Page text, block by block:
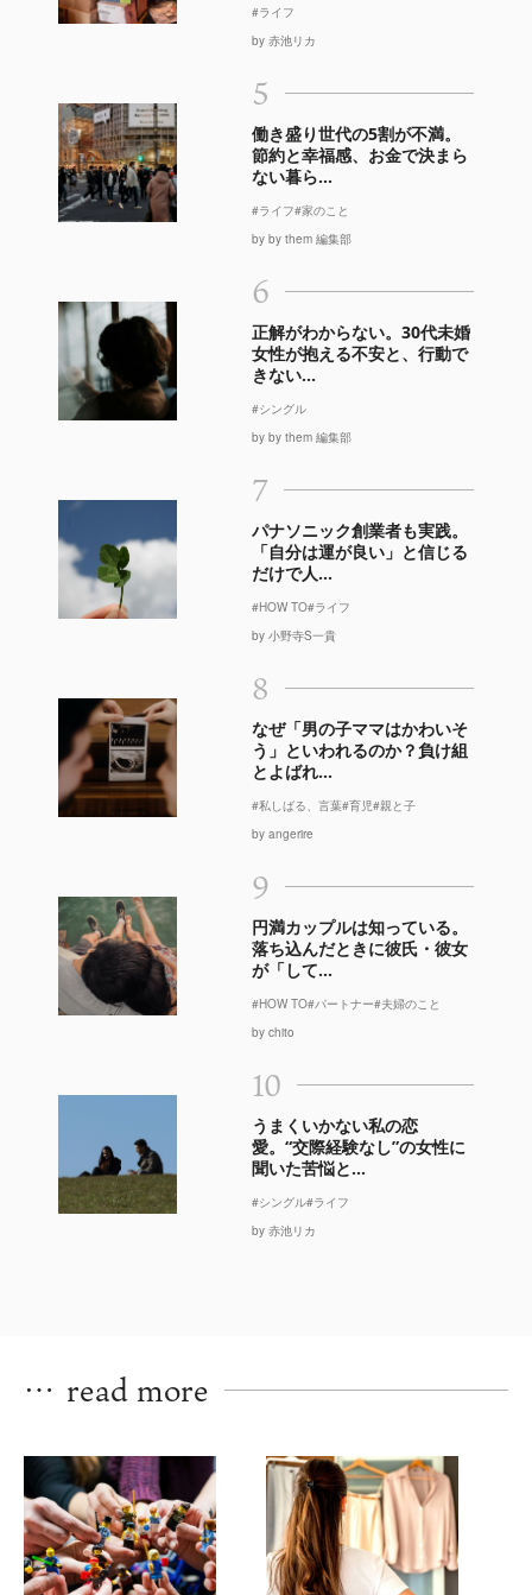
#ライフ
by 赤池リカ
5
働き盛り世代の5割が不満。
節約と幸福感、お金で決まら
ない暮ら...
#ライフ#家のこと
by by them 編集部
6
正解がわからない。30代未婚
女性が抱える不安と、行動で
きない...
#シングル
by by them 編集部
7
パナソニック創業者も実践。
「自分は運が良い」と信じる
だけで人...
#HOW TO#ライフ
by 小野寺S一貴
8
なぜ「男の子ママはかわいそ
う」といわれるのか？負け組
とよばれ...
#私しばる、言葉#育児#親と子
by angerire
9
円満カップルは知っている。
落ち込んだときに彼氏・彼女
が「して...
#HOW TO#パートナー#夫婦のこと
by chito
10
うまくいかない私の恋
愛。“交際経験なし”の女性に
聞いた苦悩と...
#シングル#ライフ
by 赤池リカ
… read more